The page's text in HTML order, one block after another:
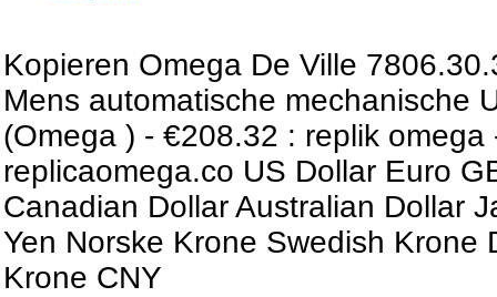
Kopieren Omega De Ville
Mens automatische mechanische
(Omega ) - €208.32 : replik omega
replicaomega.co US Dollar Euro
Canadian Dollar Australian Dollar
Yen Norske Krone Swedish Krone
Krone CNY